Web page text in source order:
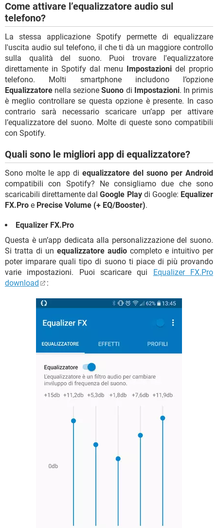
Come attivare l’equalizzatore audio sul
telefono?
La stessa applicazione Spotify permette di equalizzare
l'uscita audio sul telefono, il che ti dà un maggiore controllo
sulla qualità del suono. Puoi trovare l'equalizzatore
direttamente in Spotify dal menu Impostazioni del proprio
telefono. Molti smartphone includono l’opzione
Equalizzatore nella sezioneSuono di Impostazioni. In primis
è meglio controllare se questa opzione è presente. In caso
contrario sarà necessario scaricare un’app per attivare
l’equalizzatore del suono. Molte di queste sono compatibili
con Spotify.
Quali sono le migliori app di equalizzatore?
Sono molte le app di equalizzatore del suono per Android
compatibili con Spotify? Ne consigliamo due che sono
scaricabili direttamente dalGoogle Playdi Google: Equalizer
FX.Pro e Precise Volume (+ EQ/Booster).
Equalizer FX.Pro
Questa è un’app dedicata alla personalizzazione del suono.
Si tratta di un equalizzatore audio completo e intuitivo per
poter imparare quali tipo di suono ti piace di più provando
varie impostazioni. Puoi scaricare qui Equalizer FX.Pro
download
: